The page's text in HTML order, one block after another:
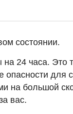
состоянии.
на 24 часа. Это
опасности для
на большой
вас.